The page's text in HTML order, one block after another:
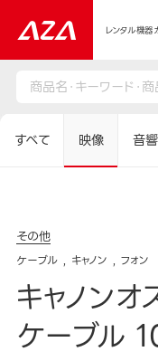
レンタル機器
すべて 映像 音響
その他
ケーブル キャノン フォン
キャノン
ケーブル